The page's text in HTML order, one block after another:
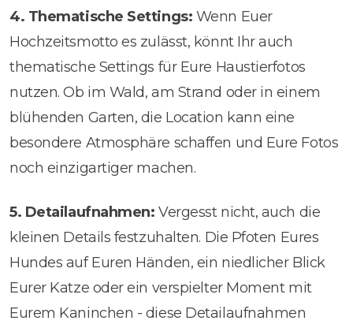
4. Thematische Settings: Wenn Euer
Hochzeitsmotto es zulässt, könnt Ihr auch
thematische Settings für Eure Haustierfotos
nutzen. Ob im Wald, am Strand oder in einem
blühenden Garten, die Location kann eine
besondere Atmosphäre schaffen und Eure Fotos
noch einzigartiger machen.
5. Detailaufnahmen: Vergesst nicht, auch die
kleinen Details festzuhalten. Die Pfoten Eures
Hundes auf Euren Händen, ein niedlicher Blick
Eurer Katze oder ein verspielter Moment mit
Eurem Kaninchen - diese Detailaufnahmen